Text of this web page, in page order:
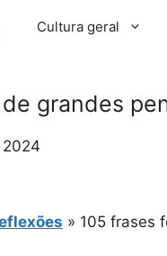
Cultura geral
grandes
» 105 frases